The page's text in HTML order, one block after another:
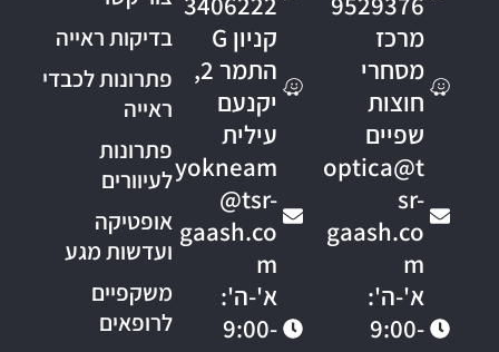
מרכז
מסחרי
חוצות
שפיים
optica@t
sr-
gaash.co
m
א'-ה':
9:00-
קניון G
התמר 2,
יקנעם
עילית
yokneam
@tsr-
gaash.co
m
א'-ה':
9:00-
בדיקות ראייה
פתרונות לכבדי
ראייה
פתרונות
לעיוורים
אופטיקה
ועדשות מגע
משקפיים
לרופאים